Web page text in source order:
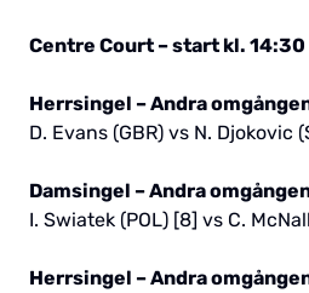
Centre Court – start kl. 14:30
Herrsingel – Andra
D. Evans (GBR) vs N. Djokovic
Damsingel – Andra
I. Swiatek (POL) [8] vs C.
Herrsingel – Andra